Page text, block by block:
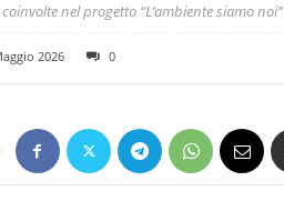
nel progetto “L’ambiente siamo noi”
2026 0